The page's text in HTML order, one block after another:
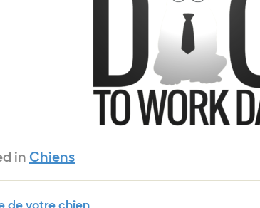
in Chiens
de votre chien